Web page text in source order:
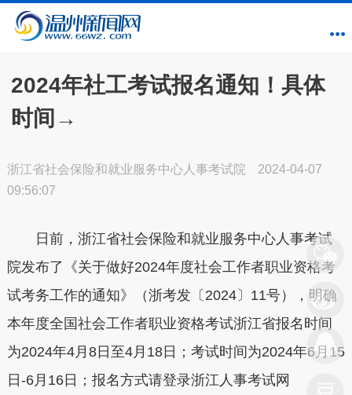
2024年社工考试报名通知！具体
时间→
浙江省社会保险和就业服务中心人事考试院
2024-04-07
09:56:07
日前，浙江省社会保险和就业服务中心人事考试
院发布了《关于做好2024年度社会工作者职业资格考
试考务工作的通知》（浙考发〔2024〕11号），明确
本年度全国社会工作者职业资格考试浙江省报名时间
为2024年4月8日至4月18日；考试时间为2024年6月15
日-6月16日；报名方式请登录浙江人事考试网